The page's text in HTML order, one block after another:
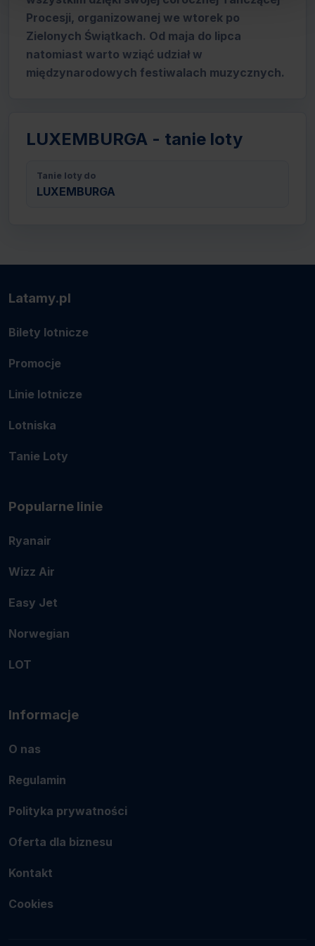
Procesji, organizowanej we wtorek po
Zielonych Świątkach. Od maja do lipca
natomiast warto wziąć udział w
międzynarodowych festiwalach muzycznych.
LUXEMBURGA - tanie loty
Tanie loty do
LUXEMBURGA
Latamy.pl
Bilety lotnicze
Promocje
Linie lotnicze
Lotniska
Tanie Loty
Popularne linie
Ryanair
Wizz Air
Easy Jet
Norwegian
LOT
Informacje
O nas
Regulamin
Polityka prywatności
Oferta dla biznesu
Kontakt
Cookies